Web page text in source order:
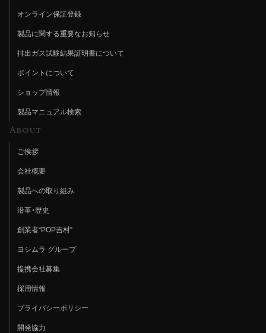
オンライン保証登録
製品に関する重要なお知らせ
排出ガス試験結果証明書について
ポイントについて
ショップ情報
製品マニュアル検索
About
ご挨拶
会社概要
製品への取り組み
沿革・歴史
創業者“POP吉村”
ヨシムラ グループ
提携会社募集
採用情報
プライバシーポリシー
開発協力